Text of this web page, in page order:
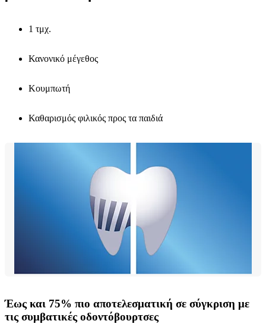
1 τμχ.
Κανονικό μέγεθος
Κουμπωτή
Καθαρισμός φιλικός προς τα παιδιά
Έως και 75% πιο αποτελεσματική σε σύγκριση με
τις συμβατικές οδοντόβουρτσες